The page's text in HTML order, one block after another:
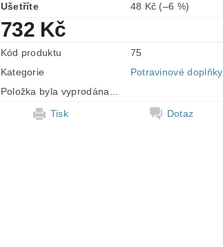
Ušetříte
48 Kč (–6 %)
732 Kč
Kód produktu
75
Kategorie
Potravinové doplňky
Položka byla vyprodána...
Tisk
Dotaz